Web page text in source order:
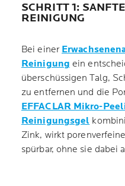
SCHRITT 1:
REINIGUNG
Bei einer
Reinigung ein
überschüssigen Talg,
zu entfernen und die
EFFACLAR Mikro-
Reinigungsgel
Zink, wirkt
spürbar, ohne sie dabei